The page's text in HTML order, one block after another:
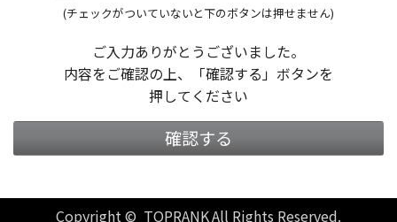
(チェックがついていないと下のボタンは押せません)
ご入力ありがとうございました。
内容をご確認の上、「確認する」ボタンを
押してください
確認する
Copyright © TOPRANK All Rights Reserved.